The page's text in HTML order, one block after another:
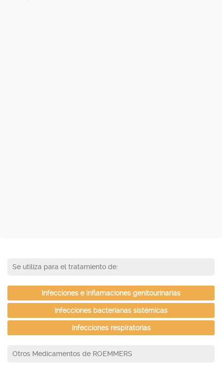
Se utiliza para el tratamiento de:
Infecciones e inflamaciones genitourinarias
Infecciones bacterianas sistémicas
Infecciones respiratorias
Otros Medicamentos de ROEMMERS